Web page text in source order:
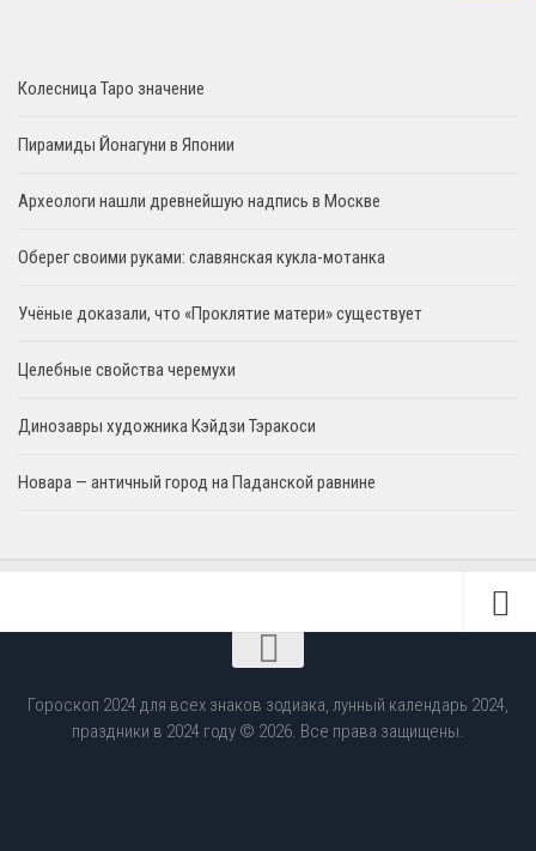
Колесница Таро значение
Пирамиды Йонагуни в Японии
Археологи нашли древнейшую надпись в Москве
Оберег своими руками: славянская кукла-мотанка
Учёные доказали, что «Проклятие матери» существует
Целебные свойства черемухи
Динозавры художника Кэйдзи Тэракоси
Новара — античный город на Паданской равнине
Гороскоп 2024 для всех знаков зодиака, лунный календарь 2024,
праздники в 2024 году © 2026. Все права защищены.